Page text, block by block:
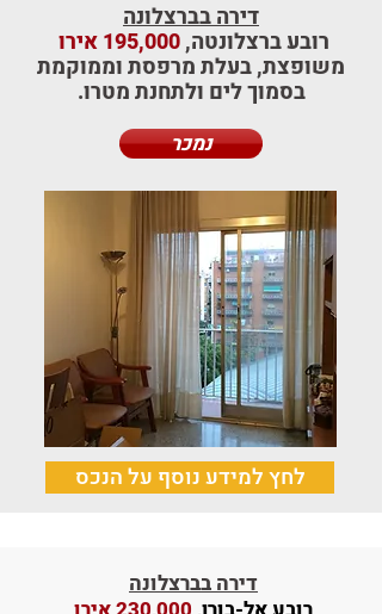
דירה בברצלונה
רובע ברצלונטה,195,000 אירו
משופצת, בעלת מרפסת וממוקמת
בסמוך לים ולתחנת מטרו.
נמכר
לחץ למידע נוסף על הנכס
דירה בברצלונה